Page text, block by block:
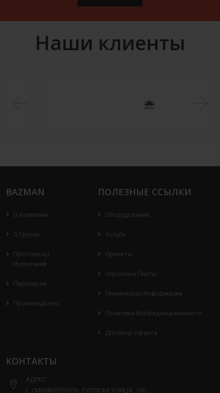
Наши клиенты
BAZMAN
О Компании
О Группе
Протоколы
Испытаний
Партнерам
Производство
ПОЛЕЗНЫЕ ССЫЛКИ
Оборудование
Услуги
Проекты
Опросные Листы
Техническая Информация
Политика Конфиденциальности
Договор-Оферта
КОНТАКТЫ
АДРЕС:
Г. СИМФЕРОПОЛЬ, РУССКАЯ УЛИЦА, 100